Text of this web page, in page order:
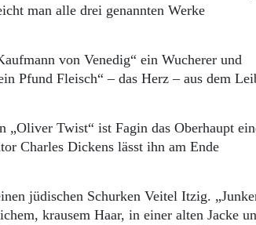
man alle drei genannten Werke
von Venedig“ ein Wucherer und
Pfund Fleisch“ – das Herz – aus dem
Twist“ ist Fagin das Oberhaupt
Charles Dickens lässt ihn am Ende
jüdischen Schurken Veitel Itzig.
krausem Haar, in einer alten Jacke